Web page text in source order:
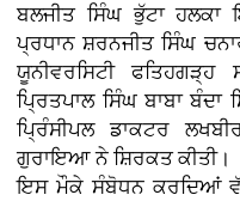
ਬਲਜੀਤ ਸਿੰਘ ਭੁੱਟਾ ਹਲਕਾ
ਪ੍ਰਧਾਨ ਸ਼ਰਨਜੀਤ ਸਿੰਘ
ਯੂਨੀਵਰਸਿਟੀ
ਪ੍ਰਿਤਪਾਲ ਸਿੰਘ ਬਾਬਾ
ਪ੍ਰਿੰਸੀਪਲ ਡਾਕਟਰ
ਗੁਰਾਇਆ ਨੇ ਸ਼ਿਰਕਤ ਕੀਤੀ।
ਇਸ ਮੌਕੇ ਸੰਬੋਧਨ ਕਰਦਿਆਂ